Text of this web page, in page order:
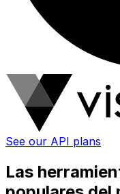
See our API plans
Las